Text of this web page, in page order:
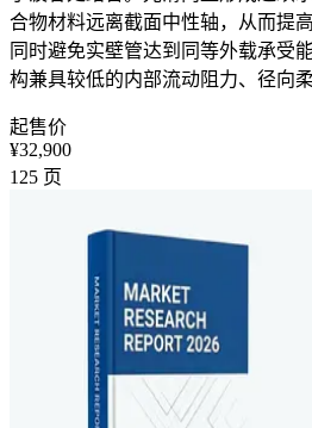
合物材料远离截面中性轴，从而提
同时避免实壁管达到同等外载承受
构兼具较低的内部流动阻力、径向
起售价
¥32,900
125 页